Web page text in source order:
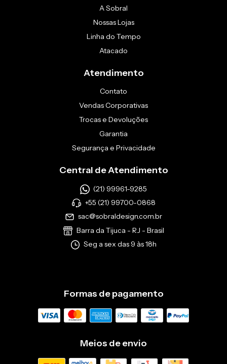
A Sobral
Nossas Lojas
Linha do Tempo
Atacado
Atendimento
Contato
Vendas Corporativas
Trocas e Devoluções
Garantia
Segurança e Privacidade
Central de Atendimento
(21) 99961-9285
+55 (21) 99700-0868
sac@sobraldesign.com.br
Barra da Tijuca - RJ - Brasil
Seg a sex das 9 às 18h
Formas de pagamento
Meios de envio